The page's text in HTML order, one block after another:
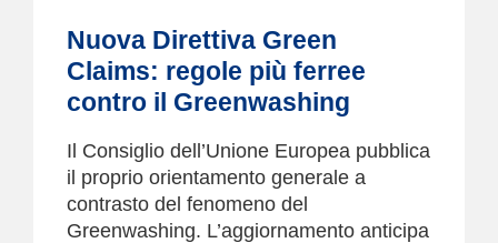
Nuova Direttiva Green
Claims: regole più ferree
contro il Greenwashing
Il Consiglio dell’Unione Europea pubblica
il proprio orientamento generale a
contrasto del fenomeno del
Greenwashing. L’aggiornamento anticipa